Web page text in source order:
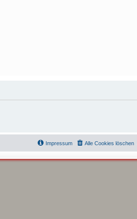
Alle Cookies löschen
Impressum